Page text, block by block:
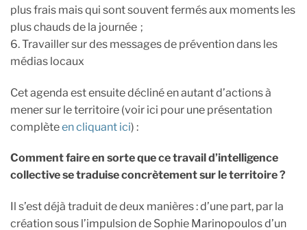
plus frais mais qui sont souvent fermés aux moments les
plus chauds de la journée ;
6. Travailler sur des messages de prévention dans les
médias locaux
Cet agenda est ensuite décliné en autant d’actions à
mener sur le territoire (voir ici pour une présentation
complèteen cliquant ici) :
Comment faire en sorte que ce travail d’intelligence
collective se traduise concrètement sur le territoire ?
Il s’est déjà traduit de deux manières : d’une part, par la
création sous l’impulsion de Sophie Marinopoulos d’un